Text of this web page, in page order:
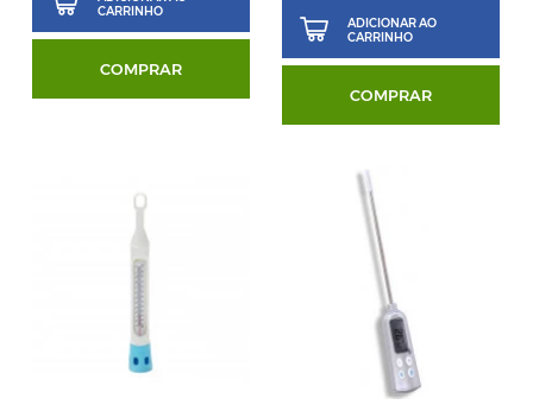
CARRINHO
COMPRAR
ADICIONAR AO
CARRINHO
COMPRAR